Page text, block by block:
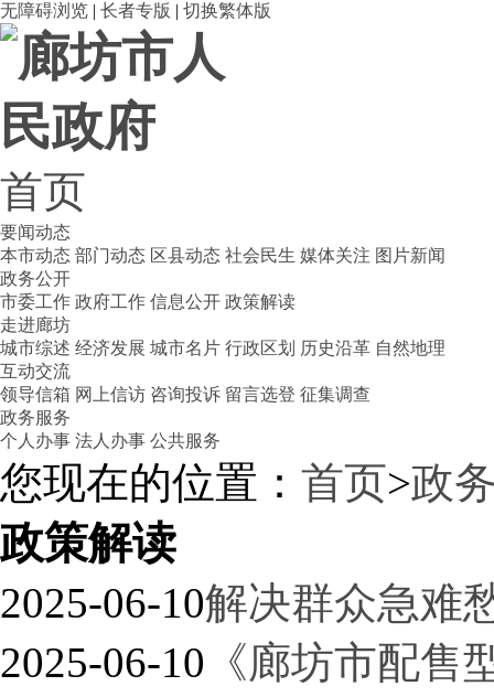
无障碍浏览 | 长者专版 | 切换繁体版
首页
要闻动态
本市动态 部门动态 区县动态 社会民生 媒体关注 图片新闻
政务公开
市委工作 政府工作 信息公开 政策解读
走进廊坊
城市综述 经济发展 城市名片 行政区划 历史沿革 自然地理
互动交流
领导信箱 网上信访 咨询投诉 留言选登 征集调查
政务服务
个人办事 法人办事 公共服务
您现在的位置： 首页>政
政策解读
2025-06-10解决群众急难
2025-06-10 《廊坊市配售